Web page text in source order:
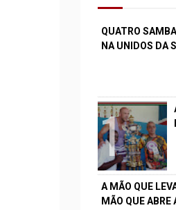
QUATRO
NA UNIDOS DA
A MÃO QUE
MÃO QUE ABRE